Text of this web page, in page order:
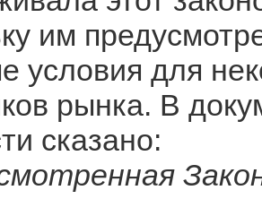
им
условия для
рынка. В
сказано: